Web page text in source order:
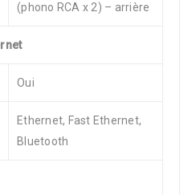
(phono RCA x 2) – arrière
Oui
Ethernet, Fast Ethernet,
Bluetooth